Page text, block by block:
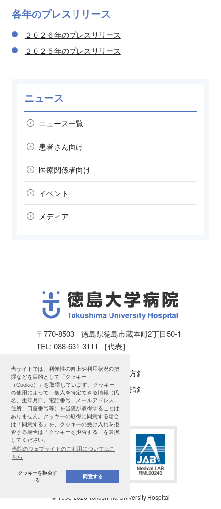
当サイトでは、利便性の向上や利用状況の把
握などを目的として「クッキー
（Cookie）」を取得しています。クッキー
の使用によって、個人を特定できる情報（氏
名、生年月日、電話番号、メールアドレス、
住所、口座番号等）を当院が取得することは
ありません。クッキーの取得に同意する場合
は「同意する」を、クッキーの受け入れを拒
否する場合は「クッキーを拒否する」を選択
してください。
当院のウェブサイトのご利用についてはこ
ちら
クッキーを拒否す
る
同意する
各年のプレスリリース
２０２６年のプレスリリース
２０２５年のプレスリリース
ニュース
ニュース一覧
患者さん向け
医療関係者向け
イベント
メディア
〒770-8503 徳島県徳島市蔵本町2丁目50-1
TEL: 088-631-3111 ［代表］
個人情報保護方針
公表に関する指針
サイトマップ
© 1998-2026 Tokushima University Hospital